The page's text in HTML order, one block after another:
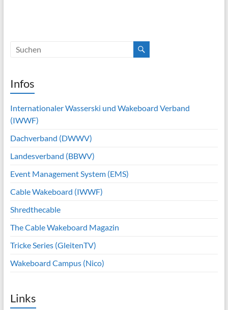
Infos
Internationaler Wasserski und Wakeboard Verband
(IWWF)
Dachverband (DWWV)
Landesverband (BBWV)
Event Management System (EMS)
Cable Wakeboard (IWWF)
Shredthecable
The Cable Wakeboard Magazin
Tricke Series (GleitenTV)
Wakeboard Campus (Nico)
Links